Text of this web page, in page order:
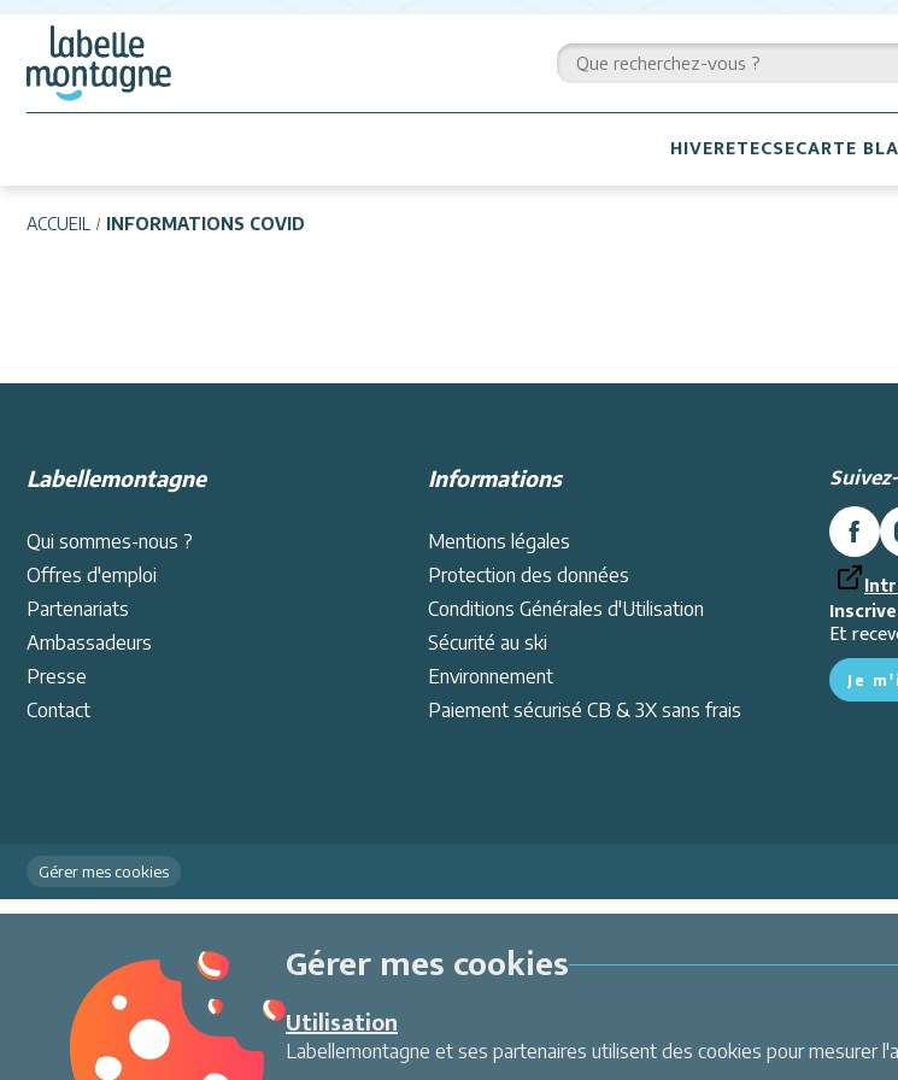
HIVERETECSECARTE
ACCUEIL INFORMATIONS COVID
Labellemontagne
Qui sommes-nous ?
Offres d'emploi
Partenariats
Ambassadeurs
Presse
Contact
Informations
Mentions légales
Protection des données
Conditions Générales d'Utilisation
Sécurité au ski
Environnement
Paiement sécurisé CB & 3X sans frais
Et
Je
Gérer mes cookies
Gérer mes cookies
Utilisation
Labellemontagne et ses partenaires utilisent des cookies pour mesurer